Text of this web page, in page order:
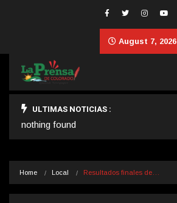
August 7, 2026
ULTIMAS NOTICIAS :
nothing found
Home Local Resultados finales de…